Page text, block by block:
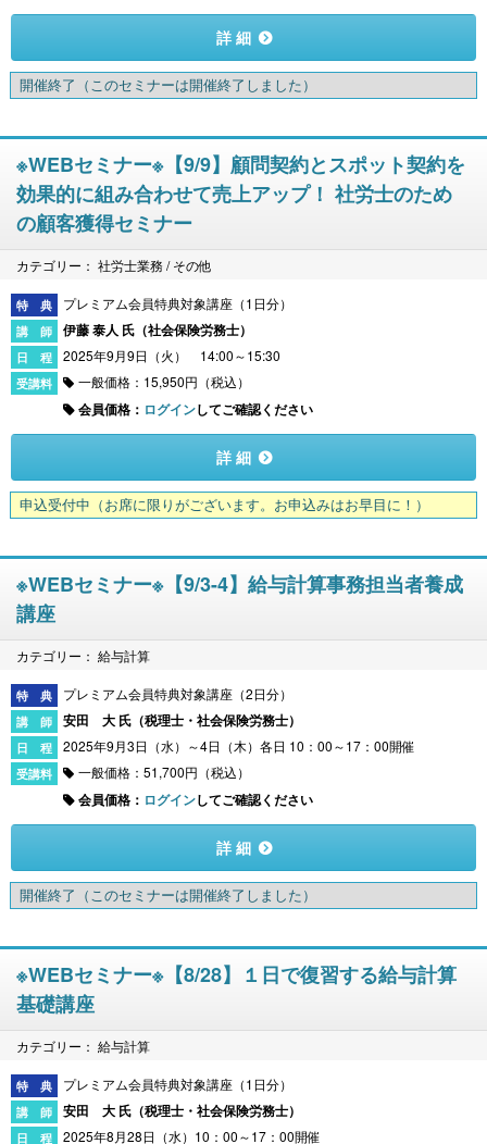
詳 細
開催終了 （このセミナーは開催終了しました）
※WEBセミナー※【9/9】顧問契約とスポット契約を
効果的に組み合わせて売上アップ！ 社労士のため
の顧客獲得セミナー
カテゴリー： 社労士業務 / その他
プレミアム会員特典対象講座（1日分）
伊藤 泰人 氏（社会保険労務士）
2025年9月9日（火） 14:00～15:30
一般価格：15,950円（税込）
会員価格： ログインしてご確認ください
詳 細
申込受付中 （お席に限りがございます。お申込みはお早目に！）
※WEBセミナー※【9/3-4】給与計算事務担当者養成
講座
カテゴリー： 給与計算
プレミアム会員特典対象講座（2日分）
安田 大 氏（税理士・社会保険労務士）
2025年9月3日（水）～4日（木）各日 10：00～17：00開催
一般価格：51,700円（税込）
会員価格： ログインしてご確認ください
詳 細
開催終了 （このセミナーは開催終了しました）
※WEBセミナー※【8/28】１日で復習する給与計算
基礎講座
カテゴリー： 給与計算
プレミアム会員特典対象講座（1日分）
安田 大 氏（税理士・社会保険労務士）
2025年8月28日（水）10：00～17：00開催